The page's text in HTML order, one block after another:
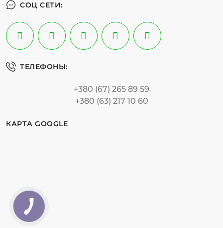
СОЦ СЕТИ:
ТЕЛЕФОНЫ:
+380 (67) 265 89 59
+380 (63) 217 10 60
КАРТА GOOGLE